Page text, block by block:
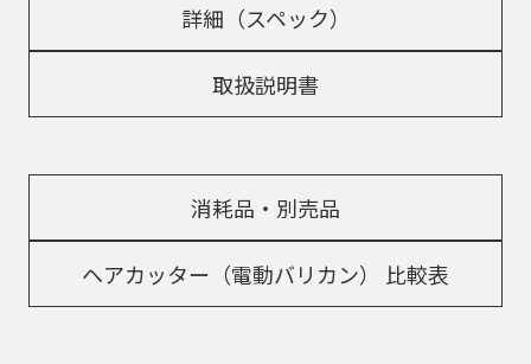
詳細（スペック）
取扱説明書
消耗品・別売品
ヘアカッター（電動バリカン） 比較表